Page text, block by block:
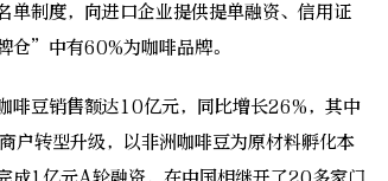
单制度，向进口企业提供提单融资、信用证
仓”中有60%为咖啡品牌。
豆销售额达10亿元，同比增长26%，其中
户转型升级，以非洲咖啡豆为原材料孵化本